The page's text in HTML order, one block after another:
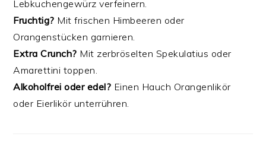
Lebkuchengewürz verfeinern.
Fruchtig? Mit frischen Himbeeren oder
Orangenstücken garnieren.
Extra Crunch? Mit zerbröselten Spekulatius oder
Amarettini toppen.
Alkoholfrei oder edel? Einen Hauch Orangenlikör
oder Eierlikör unterrühren.